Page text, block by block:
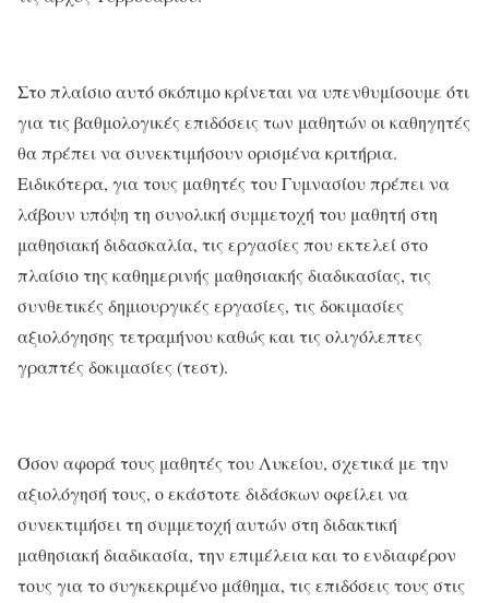
Στο πλαίσιο αυτό σκόπιμο κρίνεται να υπενθυμίσουμε ότι
για τις βαθμολογικές επιδόσεις των μαθητών οι καθηγητές
θα πρέπει να συνεκτιμήσουν ορισμένα κριτήρια.
Ειδικότερα, για τους μαθητές του Γυμνασίου πρέπει να
λάβουν υπόψη τη συνολική συμμετοχή του μαθητή στη
μαθησιακή διδασκαλία, τις εργασίες που εκτελεί στο
πλαίσιο της καθημερινής μαθησιακής διαδικασίας, τις
συνθετικές δημιουργικές εργασίες, τις δοκιμασίες
αξιολόγησης τετραμήνου καθώς και τις ολιγόλεπτες
γραπτές δοκιμασίες (τεστ).
Όσον αφορά τους μαθητές του Λυκείου, σχετικά με την
αξιολόγησή τους, ο εκάστοτε διδάσκων οφείλει να
συνεκτιμήσει τη συμμετοχή αυτών στη διδακτική
μαθησιακή διαδικασία, την επιμέλεια και το ενδιαφέρον
τους για το συγκεκριμένο μάθημα, τις επιδόσεις τους στις